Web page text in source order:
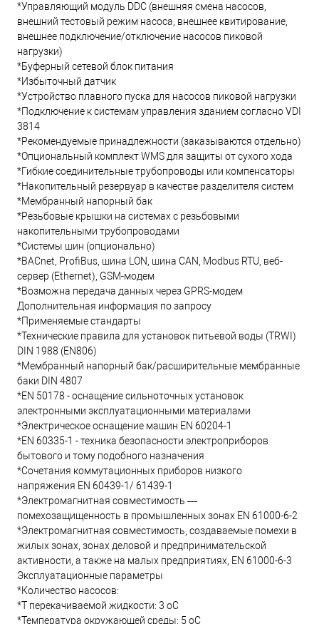
*Управляющий модуль DDC (внешняя смена насосов,
внешний тестовый режим насоса, внешнее квитирование,
внешнее подключение/отключение насосов пиковой
нагрузки)
*Буферный сетевой блок питания
*Избыточный датчик
*Устройство плавного пуска для насосов пиковой нагрузки
*Подключение к системам управления зданием согласно VDI
3814
*Рекомендуемые принадлежности (заказываются отдельно)
*Опциональный комплект WMS для защиты от сухого хода
*Гибкие соединительные трубопроводы или компенсаторы
*Накопительный резервуар в качестве разделителя систем
*Мембранный напорный бак
*Резьбовые крышки на системах с резьбовыми
накопительными трубопроводами
*Системы шин (опционально)
*BACnet, ProfiBus, шина LON, шина CAN, Modbus RTU, веб-
сервер (Ethernet), GSM-модем
*Возможна передача данных через GPRS-модем
Дополнительная информация по запросу
*Применяемые стандарты
*Технические правила для установок питьевой воды (TRWI)
DIN 1988 (EN806)
*Мембранный напорный бак/расширительные мембранные
баки DIN 4807
*EN 50178 - оснащение сильноточных установок
электронными эксплуатационными материалами
*Электрическое оснащение машин EN 60204-1
*EN 60335-1 - техника безопасности электроприборов
бытового и тому подобного назначения
*Сочетания коммутационных приборов низкого
напряжения EN 60439-1/ 61439-1
*Электромагнитная совместимость —
помехозащищенность в промышленных зонах EN 61000-6-2
*Электромагнитная совместимость, создаваемые помехи в
жилых зонах, зонах деловой и предпринимательской
активности, а также на малых предприятиях, EN 61000-6-3
Эксплуатационные параметры
*Количество насосов:
*T перекачиваемой жидкости: 3 oC
*Температура окружающей среды: 5 oC